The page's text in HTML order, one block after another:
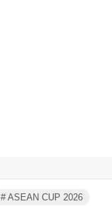
# ASEAN CUP 2026